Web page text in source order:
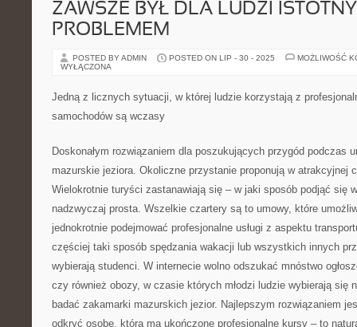
ZAWSZE BYŁ DLA LUDZI
PROBLEMEM
POSTED BY ADMIN POSTED ON LIP - 30 - 2025
MOŻLIWOŚĆ
WYŁĄCZONA
Jedną z licznych sytuacji, w której ludzie korzystają z
samochodów są wczasy
Doskonałym rozwiązaniem dla poszukujących przygód podczas
mazurskie jeziora. Okoliczne przystanie proponują w atrakcyjnej
Wielokrotnie turyści zastanawiają się – w jaki sposób podjąć się
nadzwyczaj prosta. Wszelkie czartery są to umowy, które
jednokrotnie podejmować profesjonalne usługi z aspektu
częściej taki sposób spędzania wakacji lub wszystkich innych
wybierają studenci. W internecie wolno odszukać mnóstwo
czy również obozy, w czasie których młodzi ludzie wybierają się
badać zakamarki mazurskich jezior. Najlepszym rozwiązaniem
odkryć osobę, która ma ukończone profesjonalne kursy – to